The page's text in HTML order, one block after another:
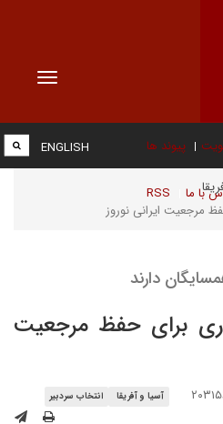
Toggle
پیوند ها
با ما RSS
ENGLISH
ایرانی نوروز
دارند
برای حفظ مرجعیت
آسیا و آفریقا انتخاب سردبیر